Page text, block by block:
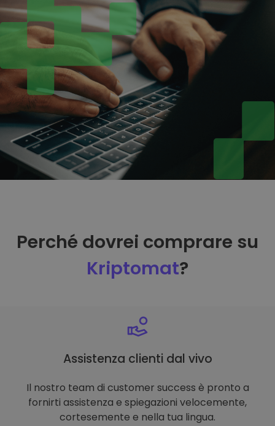
Perché dovrei comprare su
Kriptomat?
Assistenza clienti dal vivo
Il nostro team di customer success è pronto a
fornirti assistenza e spiegazioni velocemente,
cortesemente e nella tua lingua.